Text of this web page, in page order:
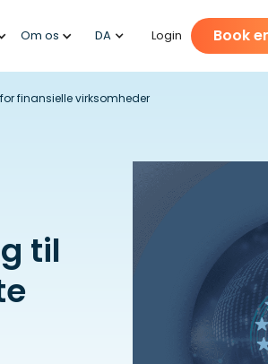
Om os DA Login Book
finansielle virksomheder
til